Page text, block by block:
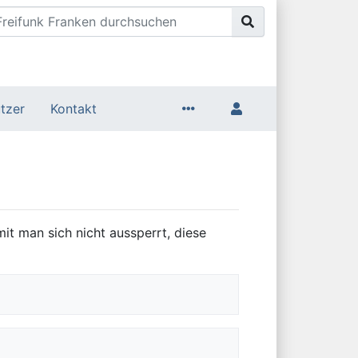
Kontakt
man sich nicht aussperrt, diese